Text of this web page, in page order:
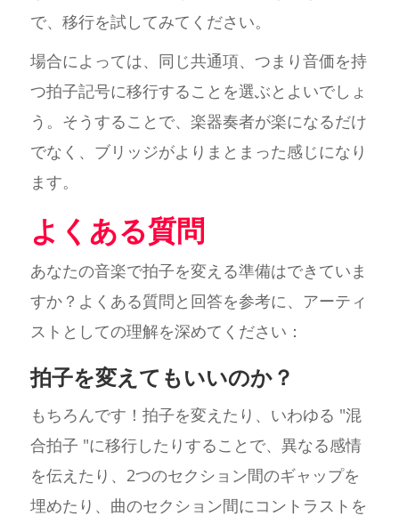
で、移行を試してみてください。
場合によっては、同じ共通項、つまり音価を持
つ拍子記号に移行することを選ぶとよいでしょ
う。そうすることで、楽器奏者が楽になるだけ
でなく、ブリッジがよりまとまった感じになり
ます。
よくある質問
あなたの音楽で拍子を変える準備はできていま
すか？よくある質問と回答を参考に、アーティ
ストとしての理解を深めてください：
拍子を変えてもいいのか？
もちろんです！拍子を変えたり、いわゆる "混
合拍子 "に移行したりすることで、異なる感情
を伝えたり、2つのセクション間のギャップを
埋めたり、曲のセクション間にコントラストを